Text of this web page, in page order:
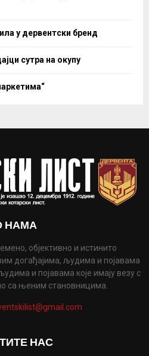
у дервентски бренд
сутра на окупу
НАМА
објективно и истинито
догађајима, људима и појавама
и појавама које имају везу с
са њеним становницима.
НАС